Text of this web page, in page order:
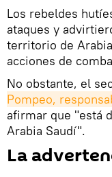
Los rebeldes
ataques y
territorio de
acciones de
No obstante, el
Pompeo,
afirmar que "está
Arabia Saudí".
La